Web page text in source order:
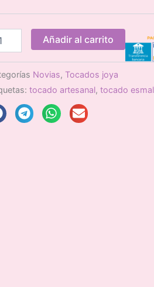
Añadir al carrito
Novias, Tocados joya
tocado artesanal, tocado